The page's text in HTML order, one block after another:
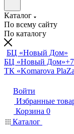
Каталог
По всему сайту
По каталогу
БЦ «Новый Дом»
БЦ «Новый Дом»
ТК «Komarova
Войти
Избранные
Корзина 0
Каталог